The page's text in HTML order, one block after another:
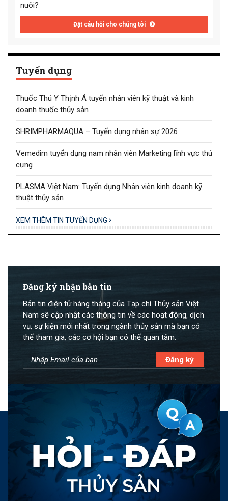
nuôi?
Đặt câu hỏi cho chúng tôi
Tuyển dụng
Thuốc Thú Y Thịnh Á tuyển nhân viên kỹ thuật và kinh
doanh thuốc thủy sản
SHRIMPHARMAQUA – Tuyển dụng nhân sự 2026
Vemedim tuyển dụng nam nhân viên Marketing lĩnh vực thú
cưng
PLASMA Việt Nam: Tuyển dụng Nhân viên kinh doanh kỹ
thuật thủy sản
XEM THÊM TIN TUYỂN DỤNG
Đăng ký nhận bản tin
Bản tin điện tử hàng tháng của Tạp chí Thủy sản Việt
Nam sẽ cập nhật các thông tin về các hoạt động, dịch
vụ, sự kiện mới nhất trong ngành thủy sản mà bạn có
thể tham gia, các cơ hội bạn có thể quan tâm.